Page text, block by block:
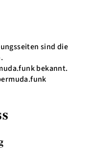
sind die
bekannt.